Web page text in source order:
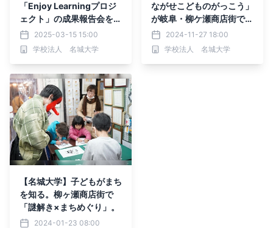
「Enjoy Learningプロジ
ェクト」の成果報告会を開
催 14団体が発表
2025-03-15 15:00
学校法人 名城大学
ながせこどものがっこう」
が岐阜・柳ケ瀬商店街で子
ども向けプログラムを開催
2024-11-27 18:00
学校法人 名城大学
【名城大学】子どもがまち
を知る。柳ヶ瀬商店街で
「謎解き×まちめぐり」。
2024-01-23 08:00